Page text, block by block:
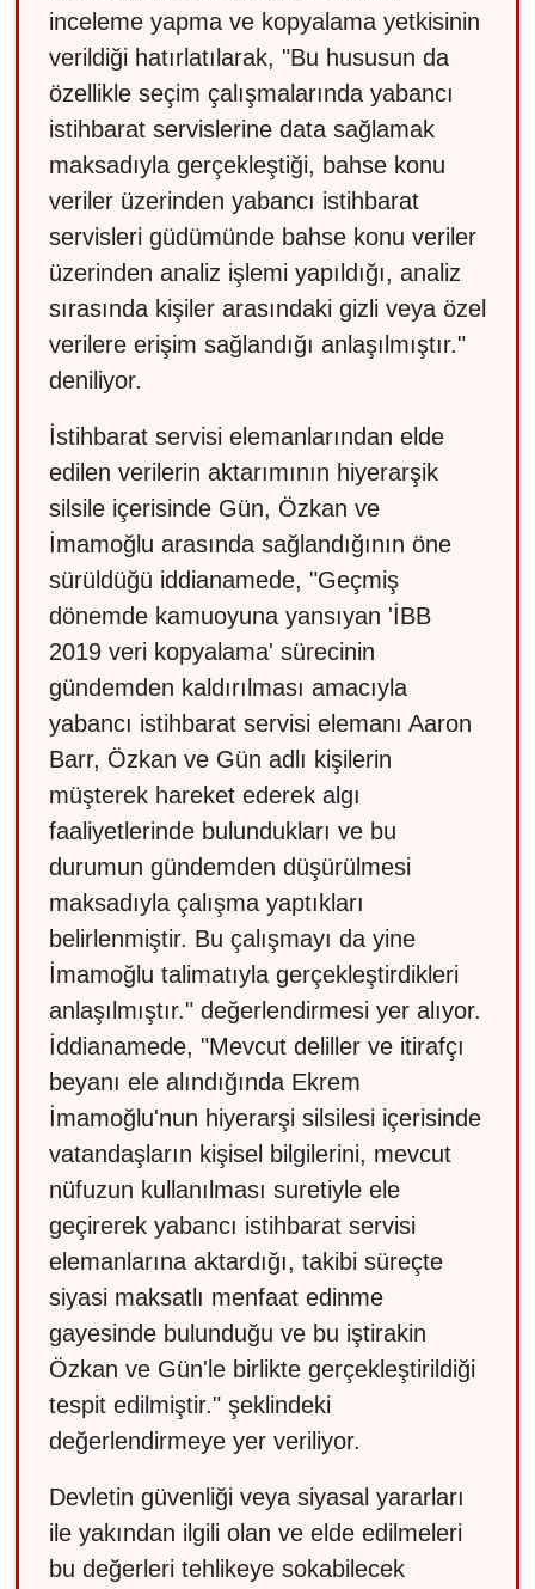
inceleme yapma ve kopyalama yetkisinin
verildiği hatırlatılarak, "Bu hususun da
özellikle seçim çalışmalarında yabancı
istihbarat servislerine data sağlamak
maksadıyla gerçekleştiği, bahse konu
veriler üzerinden yabancı istihbarat
servisleri güdümünde bahse konu veriler
üzerinden analiz işlemi yapıldığı, analiz
sırasında kişiler arasındaki gizli veya özel
verilere erişim sağlandığı anlaşılmıştır."
deniliyor.
İstihbarat servisi elemanlarından elde
edilen verilerin aktarımının hiyerarşik
silsile içerisinde Gün, Özkan ve
İmamoğlu arasında sağlandığının öne
sürüldüğü iddianamede, "Geçmiş
dönemde kamuoyuna yansıyan 'İBB
2019 veri kopyalama' sürecinin
gündemden kaldırılması amacıyla
yabancı istihbarat servisi elemanı Aaron
Barr, Özkan ve Gün adlı kişilerin
müşterek hareket ederek algı
faaliyetlerinde bulundukları ve bu
durumun gündemden düşürülmesi
maksadıyla çalışma yaptıkları
belirlenmiştir. Bu çalışmayı da yine
İmamoğlu talimatıyla gerçekleştirdikleri
anlaşılmıştır." değerlendirmesi yer alıyor.
İddianamede, "Mevcut deliller ve itirafçı
beyanı ele alındığında Ekrem
İmamoğlu'nun hiyerarşi silsilesi içerisinde
vatandaşların kişisel bilgilerini, mevcut
nüfuzun kullanılması suretiyle ele
geçirerek yabancı istihbarat servisi
elemanlarına aktardığı, takibi süreçte
siyasi maksatlı menfaat edinme
gayesinde bulunduğu ve bu iştirakin
Özkan ve Gün'le birlikte gerçekleştirildiği
tespit edilmiştir." şeklindeki
değerlendirmeye yer veriliyor.
Devletin güvenliği veya siyasal yararları
ile yakından ilgili olan ve elde edilmeleri
bu değerleri tehlikeye sokabilecek